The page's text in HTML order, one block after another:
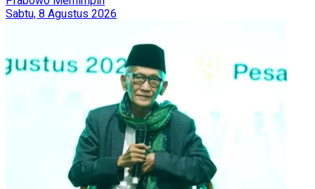
Sabtu, 8 Agustus 2026